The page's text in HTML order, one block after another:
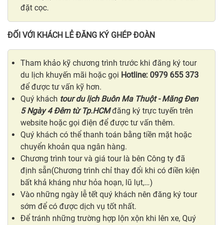
đặt cọc.
ĐỐI VỚI KHÁCH LẺ ĐĂNG KÝ GHÉP ĐOÀN
Tham khảo kỹ chương trình trước khi đăng ký tour
du lịch khuyến mãi hoặc gọi Hotline: 0979 655 373
để được tư vấn kỹ hơn.
Quý khách tour du lịch Buôn Ma Thuột - Măng Đen
5 Ngày 4 Đêm từ Tp.HCMđăng ký trực tuyến trên
website hoặc gọi điện để được tư vấn thêm.
Quý khách có thể thanh toán bằng tiền mặt hoặc
chuyển khoản qua ngân hàng.
Chương trình tour và giá tour là bên Công ty đã
định sẵn(Chương trình chỉ thay đổi khi có điền kiện
bất khả kháng như hỏa hoạn, lũ lụt,…)
Vào những ngày lễ tết quý khách nên đăng ký tour
sớm để có được dịch vụ tốt nhất.
Để tránh những trường hợp lộn xộn khi lên xe, Quý